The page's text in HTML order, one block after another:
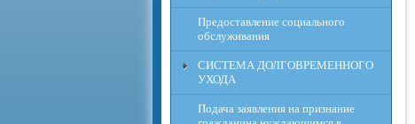
Предоставление социального
обслуживания
СИСТЕМА ДОЛГОВРЕМЕННОГО
УХОДА
Подача заявления на признание